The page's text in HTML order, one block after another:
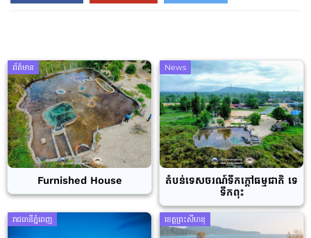
ព័ត៌មាន
Furnished House
News
តំបន់ទេសចរណ៍ទឹកក្តៅធម្មជាតិ ទេ
ទឹកពុះ
រាជធានីភ្នំពេញ ខេត្តព្រះសីហនុ